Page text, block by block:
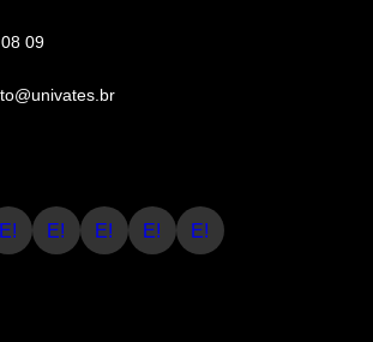
09
E! E! E! E! E!